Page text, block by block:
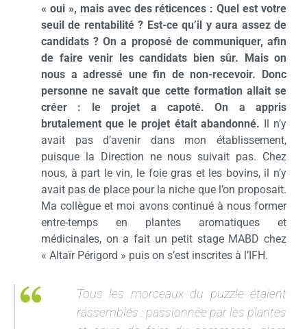
« oui », mais avec des réticences : Quel est votre
seuil de rentabilité ? Est-ce qu’il y aura assez de
candidats ? On a proposé de communiquer, afin
de faire venir les candidats bien sûr. Mais on
nous a adressé une fin de non-recevoir. Donc
personne ne savait que cette formation allait se
créer : le projet a capoté. On a appris
brutalement que le projet était abandonné. Il n’y
avait pas d’avenir dans mon établissement,
puisque la Direction ne nous suivait pas. Chez
nous, à part le vin, le foie gras et les bovins, il n’y
avait pas de place pour la niche que l’on proposait.
Ma collègue et moi avons continué à nous former
entre-temps en plantes aromatiques et
médicinales, on a fait un petit stage MABD chez
« Altaïr Périgord » puis on s’est inscrites à l’IFH.
Tous les morceaux du puzzle étaient
rassemblés : passionnée par les plantes